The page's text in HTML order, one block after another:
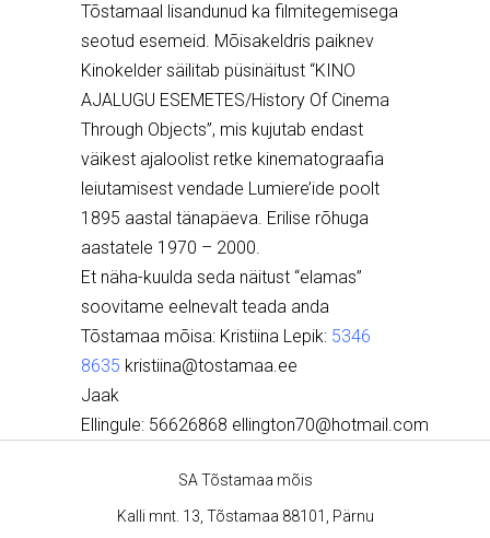
Tõstamaal lisandunud ka filmitegemisega
seotud esemeid. Mõisakeldris paiknev
Kinokelder säilitab püsinäitust “KINO
AJALUGU ESEMETES/History Of Cinema
Through Objects”, mis kujutab endast
väikest ajaloolist retke kinematograafia
leiutamisest vendade Lumiere’ide poolt
1895 aastal tänapäeva. Erilise rõhuga
aastatele 1970 – 2000.
Et näha-kuulda seda näitust “elamas”
soovitame eelnevalt teada anda
Tõstamaa mõisa: Kristiina Lepik: 5346
8635 kristiina@tostamaa.ee
Jaak
Ellingule: 56626868 ellington70@hotmail.com
SA Tõstamaa mõis
Kalli mnt. 13, Tõstamaa 88101, Pärnu